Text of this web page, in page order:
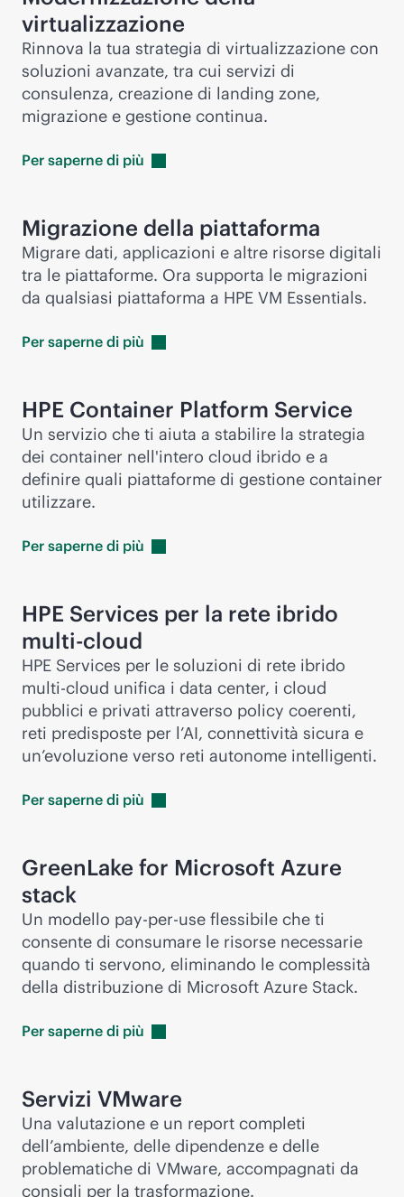
virtualizzazione
Rinnova la tua strategia di virtualizzazione con
soluzioni avanzate, tra cui servizi di
consulenza, creazione di landing zone,
migrazione e gestione continua.
Per saperne di più
Migrazione della piattaforma
Migrare dati, applicazioni e altre risorse digitali
tra le piattaforme. Ora supporta le migrazioni
da qualsiasi piattaforma a HPE VM Essentials.
Per saperne di più
HPE Container Platform Service
Un servizio che ti aiuta a stabilire la strategia
dei container nell'intero cloud ibrido e a
definire quali piattaforme di gestione container
utilizzare.
Per saperne di più
HPE Services per la rete ibrido
multi-cloud
HPE Services per le soluzioni di rete ibrido
multi-cloud unifica i data center, i cloud
pubblici e privati attraverso policy coerenti,
reti predisposte per l’AI, connettività sicura e
un’evoluzione verso reti autonome intelligenti.
Per saperne di più
GreenLake for Microsoft Azure
stack
Un modello pay-per-use flessibile che ti
consente di consumare le risorse necessarie
quando ti servono, eliminando le complessità
della distribuzione di Microsoft Azure Stack.
Per saperne di più
Servizi VMware
Una valutazione e un report completi
dell’ambiente, delle dipendenze e delle
problematiche di VMware, accompagnati da
consigli per la trasformazione.